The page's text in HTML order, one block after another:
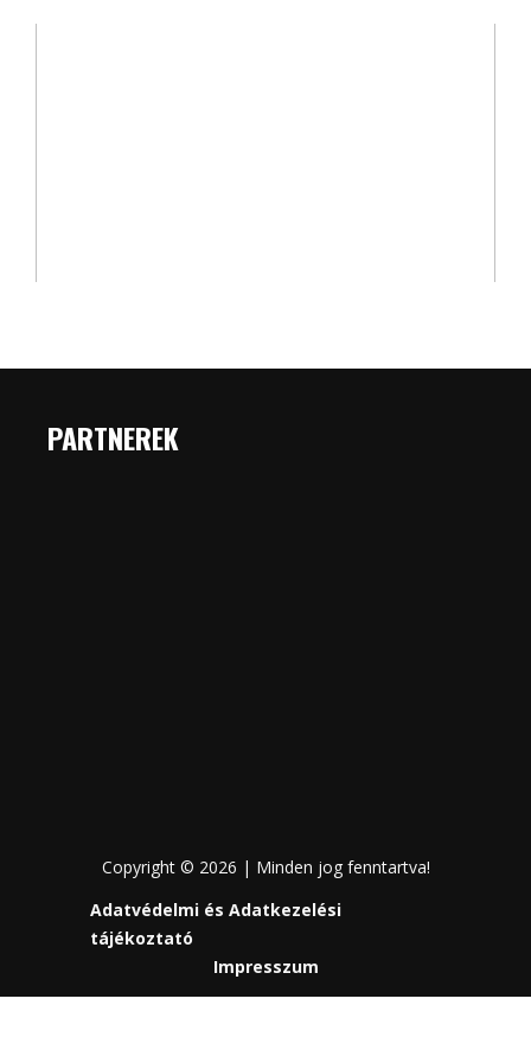
PARTNEREK
Copyright © 2026 | Minden jog fenntartva!
Adatvédelmi és Adatkezelési
tájékoztató
Impresszum